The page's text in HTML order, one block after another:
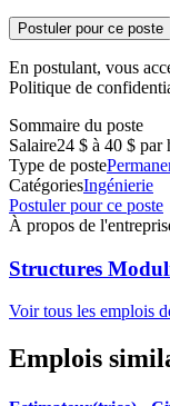
Postuler pour ce poste
En postulant, vous
Politique de
Sommaire du poste
Salaire24 $ à 40 $ par
Type de poste
CatégoriesIngénierie
Postuler pour ce poste
À propos de
Structures
Voir tous les emplois
Emplois